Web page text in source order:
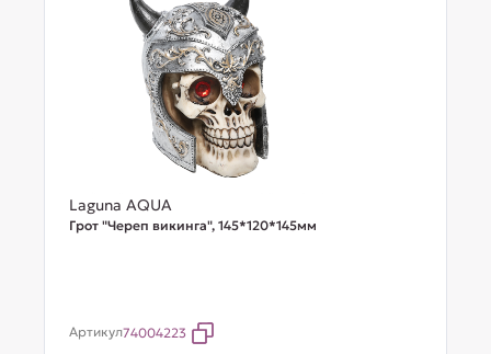
Laguna AQUA
Грот "Череп викинга", 145*120*145мм
Артикул74004223